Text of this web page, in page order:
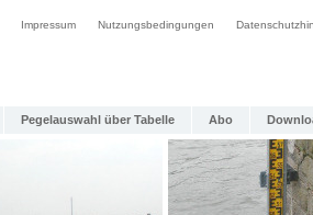
Impressum Nutzungsbedingungen
Pegelauswahl über Tabelle Abo